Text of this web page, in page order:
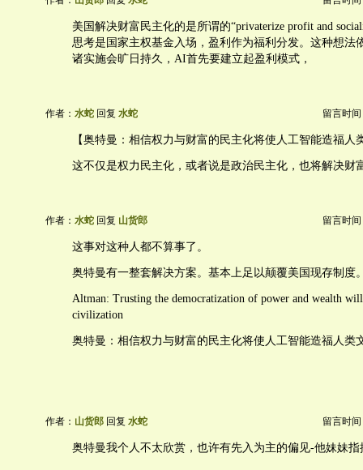
美国解决财富民主化的是所谓的“privaterize profit and
思考是国家主权基金入场，盈利作为福利分发。这种想法
诸实施会旷日持久，AI首先要建立起盈利模式，
作者： 水蛇 回复 水蛇 留言时间
【奥特曼：相信权力与财富的民主化将使人工智能造福人
这不仅是权力民主化，或者说是政治民主化，也将解决财
作者： 水蛇 回复 山货郎 留言时间
这事对这种人都不算事了。
奥特曼有一整套解决方案。基本上足以颠覆美国现存制度
Altman: Trusting the democratization of power and wealth
civilization
奥特曼：相信权力与财富的民主化将使人工智能造福人类
作者： 山货郎 回复 水蛇 留言时间
奥特曼我个人不太欣赏，也许有先入为主的偏见-他妹妹